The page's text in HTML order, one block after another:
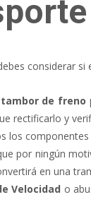
considerar
de freno
rectificarlo y
los
por ningún
en una
Velocidad o